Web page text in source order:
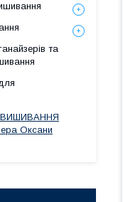
та
ВИШИВАННЯ
Оксани